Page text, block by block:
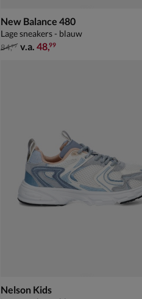
New Balance 480
Lage sneakers - blauw
van € 84,99 vanaf € 48,99
84,99 v.a. 48,99
Nelson Kids